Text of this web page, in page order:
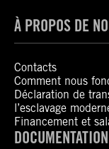
À PROPOS DE
Contacts
Comment nous
Déclaration de
l’esclavage
Financement et
DOCUMENTATION